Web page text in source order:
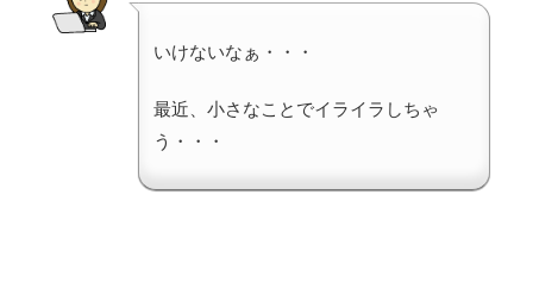
いけないなぁ・・・
最近、小さなことでイライラしちゃ
う・・・